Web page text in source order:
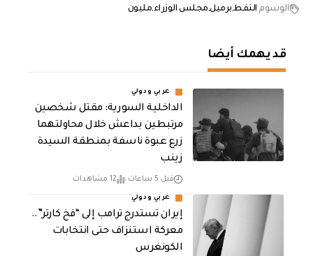
الوسوم النفط برميل مجلس الوزراءمليون
قد يهمك أيضا
عربي ودولي
الداخلية السورية: مقتل شخصين
مرتبطين بداعش خلال محاولتهما
زرع عبوة ناسفة بمنطقة السيدة
زينب
قبل 5 ساعات 12 مشاهدات
عربي ودولي
إيران تستدرج ترامب إلى “فخ كارتر”..
معركة استنزاف حتى انتخابات
الكونغرس